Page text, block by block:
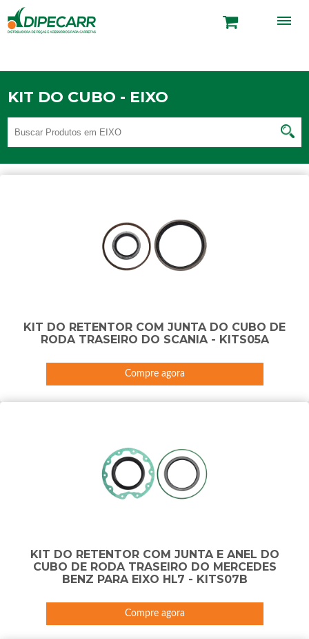
KIT DO CUBO - EIXO
KIT DO RETENTOR COM JUNTA DO CUBO DE
RODA TRASEIRO DO SCANIA - KITS05A
Compre agora
KIT DO RETENTOR COM JUNTA E ANEL DO
CUBO DE RODA TRASEIRO DO MERCEDES
BENZ PARA EIXO HL7 - KITS07B
Compre agora